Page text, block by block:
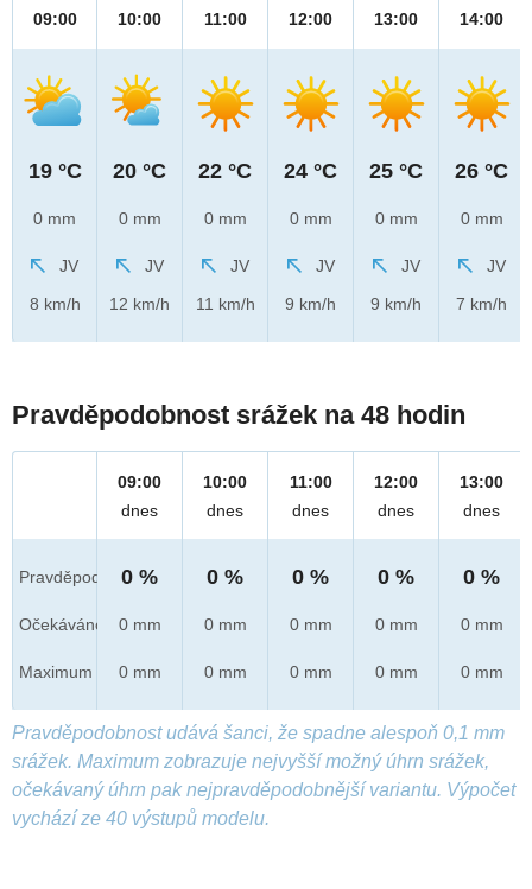
09:00
19 °C
0 mm
JV
8 km/h
10:00
20 °C
0 mm
JV
12 km/h
11:00
22 °C
0 mm
JV
11 km/h
12:00
24 °C
0 mm
JV
9 km/h
13:00
25 °C
0 mm
JV
9 km/h
14:00
26 °C
0 mm
JV
7 km/h
Pravděpodobnost srážek na 48 hodin
Pravděpod.
Očekáváno
Maximum
09:00
dnes
0 %
0 mm
0 mm
10:00
dnes
0 %
0 mm
0 mm
11:00
dnes
0 %
0 mm
0 mm
12:00
dnes
0 %
0 mm
0 mm
13:00
dnes
0 %
0 mm
0 mm
Pravděpodobnost udává šanci, že spadne alespoň 0,1 mm
srážek. Maximum zobrazuje nejvyšší možný úhrn srážek,
očekávaný úhrn pak nejpravděpodobnější variantu. Výpočet
vychází ze 40 výstupů modelu.